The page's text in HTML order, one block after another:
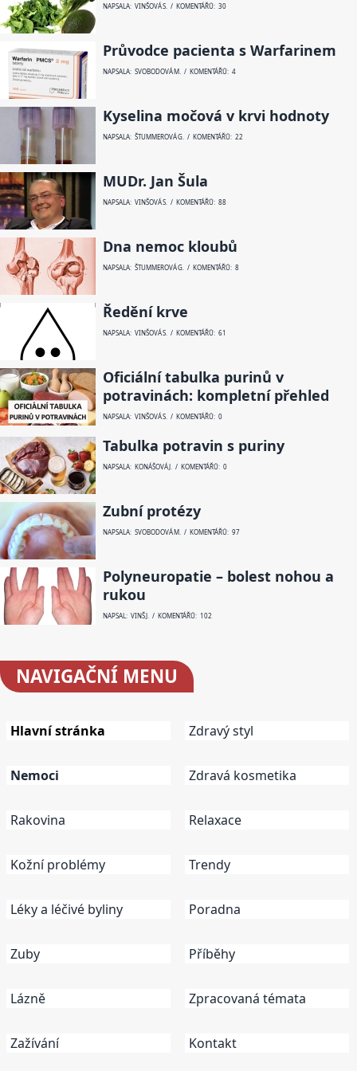
NAPSALA: VINŠOVÁ S. / KOMENTÁŘŮ: 30
Průvodce pacienta s Warfarinem
NAPSALA: SVOBODOVÁ M. / KOMENTÁŘŮ: 4
Kyselina močová v krvi hodnoty
NAPSALA: ŠTUMMEROVÁ G. / KOMENTÁŘŮ: 22
MUDr. Jan Šula
NAPSALA: VINŠOVÁ S. / KOMENTÁŘŮ: 88
Dna nemoc kloubů
NAPSALA: ŠTUMMEROVÁ G. / KOMENTÁŘŮ: 8
Ředění krve
NAPSALA: VINŠOVÁ S. / KOMENTÁŘŮ: 61
Oficiální tabulka purinů v
potravinách: kompletní přehled
NAPSALA: VINŠOVÁ S. / KOMENTÁŘŮ: 0
Tabulka potravin s puriny
NAPSALA: KONÁŠOVÁ J. / KOMENTÁŘŮ: 0
Zubní protézy
NAPSALA: SVOBODOVÁ M. / KOMENTÁŘŮ: 97
Polyneuropatie – bolest nohou a
rukou
NAPSAL: VINŠ J. / KOMENTÁŘŮ: 102
NAVIGAČNÍ MENU
Hlavní stránka
Nemoci
Rakovina
Kožní problémy
Léky a léčivé byliny
Zuby
Lázně
Zažívání
Zdravý styl
Zdravá kosmetika
Relaxace
Trendy
Poradna
Příběhy
Zpracovaná témata
Kontakt